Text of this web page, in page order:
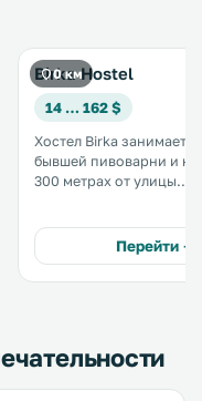
0 км
Birka Hostel
14 … 162 $
Хостел Birka занимает
бывшей пивоварни и
300 метрах от улицы
общей или
комнатой. На общей кухне
предоставляется
Перейти →